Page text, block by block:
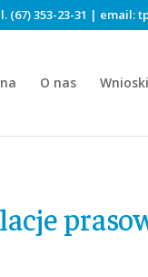
(67) 353-23-31 | email:
O nas